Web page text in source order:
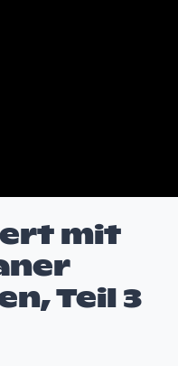
mit
Teil 3